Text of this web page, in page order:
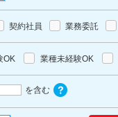
契約社員 業務委託
OK 業種未経験OK
を含む